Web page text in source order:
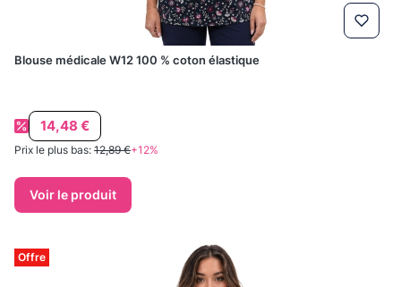
Blouse médicale W12 100 % coton élastique
Prix promotionnel
14,48 €
Prix le plus bas: 12,89 €+12%
Voir le produit
Offre